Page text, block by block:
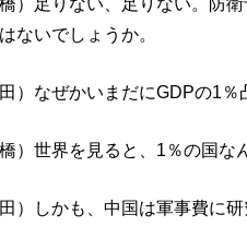
）足りない、足りない。防
ないでしょうか。
）なぜかいまだにGDPの1％
）世界を見ると、1％の国な
）しかも、中国は軍事費に